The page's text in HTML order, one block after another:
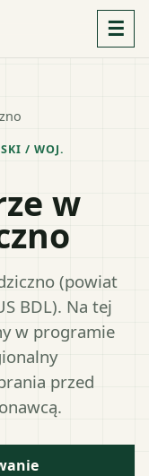
☰
/ WOJ.
w
(powiat
BDL). Na tej
w programie
przed